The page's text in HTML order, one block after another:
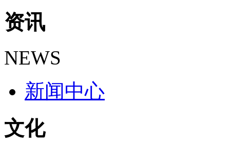
资讯
NEWS
新闻中心
文化